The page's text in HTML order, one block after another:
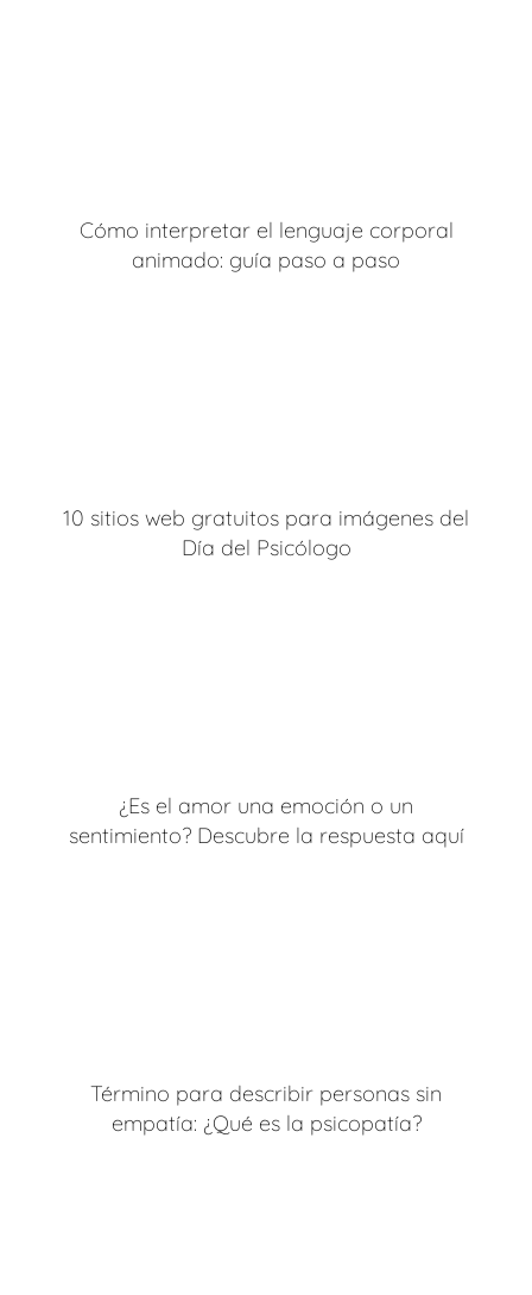
Cómo interpretar el lenguaje corporal
animado: guía paso a paso
10 sitios web gratuitos para imágenes del
Día del Psicólogo
¿Es el amor una emoción o un
sentimiento? Descubre la respuesta aquí
Término para describir personas sin
empatía: ¿Qué es la psicopatía?